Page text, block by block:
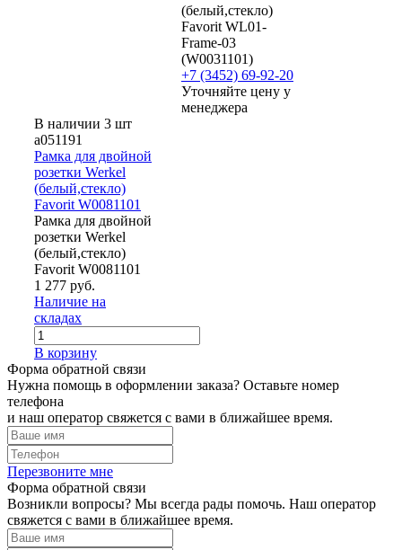
(белый,стекло)
Favorit WL01-
Frame-03
(W0031101)
+7 (3452) 69-92-20
Уточняйте цену у
менеджера
В наличии 3 шт
a051191
Рамка для двойной
розетки Werkel
(белый,стекло)
Favorit W0081101
Рамка для двойной
розетки Werkel
(белый,стекло)
Favorit W0081101
1 277 руб.
Наличие на
складах
В корзину
Форма обратной связи
Нужна помощь в оформлении заказа? Оставьте номер
телефона
и наш оператор свяжется с вами в ближайшее время.
Перезвоните мне
Форма обратной связи
Возникли вопросы? Мы всегда рады помочь. Наш оператор
свяжется с вами в ближайшее время.